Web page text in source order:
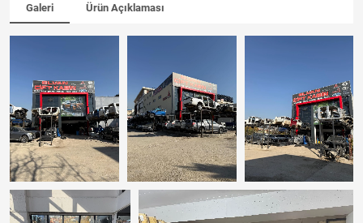
Galeri Ürün Açıklaması